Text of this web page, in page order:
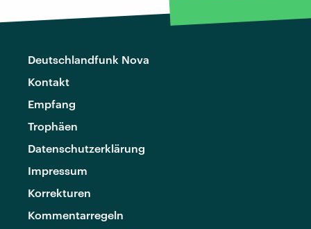
Deutschlandfunk Nova
Kontakt
Empfang
Trophäen
Datenschutzerklärung
Impressum
Korrekturen
Kommentarregeln